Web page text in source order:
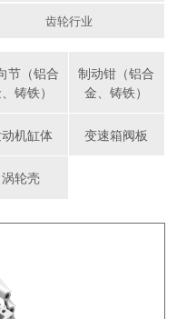
齿轮行业
节（铝合
铸铁）
制动钳（铝合
金、铸铁）
机缸体 变速箱阀板
涡轮壳